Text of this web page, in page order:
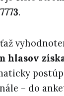
7773.
hlasov
– do